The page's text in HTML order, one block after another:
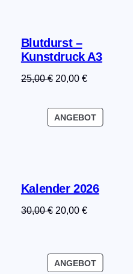
Blutdurst –
Kunstdruck A3
25,00€ Ursprünglicher
war:
25,00 €
20,00 €Aktueller
ist:
20,00 €.
ANGEBOTPRODUKT
Kalender 2026
30,00€ Ursprünglicher
30,00 €
20,00 €Aktueller
20,00 €.
ANGEBOTPRODUKT